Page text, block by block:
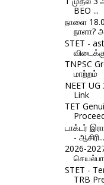
BEO ...
நாளை
நாளா?
STET -
TNPSC
மாற்றம்
NEET
Link
TET
டாக்டர்
- ஆசிரி...
2026-
STET -
TRB